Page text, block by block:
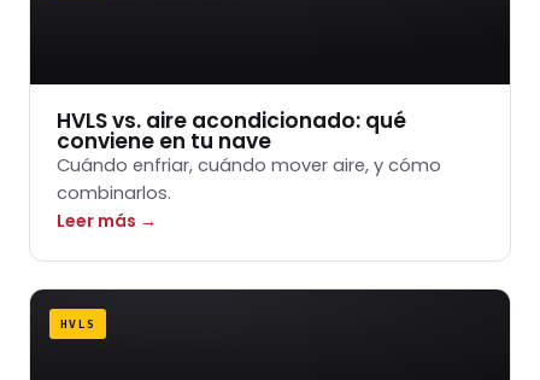
HVLS vs. aire acondicionado: qué
conviene en tu nave
Cuándo enfriar, cuándo mover aire, y cómo
combinarlos.
Leer más →
HVLS